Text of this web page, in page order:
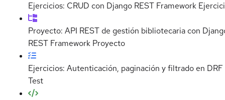
Ejercicios: CRUD con Django REST Framework
Proyecto: API REST de gestión bibliotecaria con
REST Framework Proyecto
Ejercicios: Autenticación, paginación y filtrado en DRF
Test